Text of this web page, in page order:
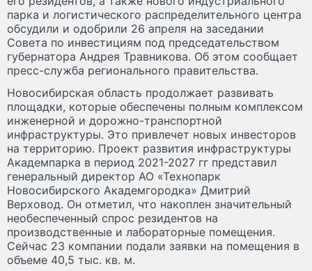
парка и логистического распределительного центра
обсудили и одобрили 26 апреля на заседании
Совета по инвестициям под председательством
губернатора Андрея Травникова. Об этом сообщает
пресс-служба регионального правительства.
Новосибирская область продолжает развивать
площадки, которые обеспечены полным комплексом
инженерной и дорожно-транспортной
инфраструктуры. Это привлечет новых инвесторов
на территорию. Проект развития инфраструктуры
Академпарка в период 2021-2027 гг представил
генеральный директор АО «Технопарк
Новосибирского Академгородка» Дмитрий
Верховод. Он отметил, что накоплен значительный
необеспеченный спрос резидентов на
производственные и лабораторные помещения.
Сейчас 23 компании подали заявки на помещения в
объеме 40,5 тыс. кв. м.